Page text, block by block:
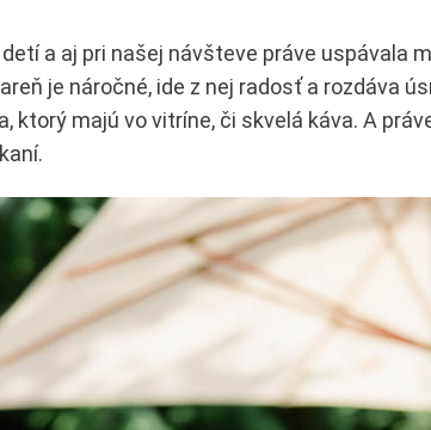
a aj pri našej návšteve práve uspávala
je náročné, ide z nej radosť a rozdáva
ktorý majú vo vitríne, či skvelá káva. A